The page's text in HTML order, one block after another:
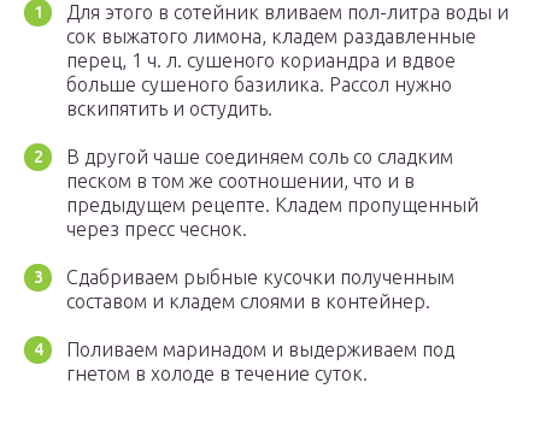
Для этого в сотейник вливаем пол-литра воды и
сок выжатого лимона, кладем раздавленные
перец, 1 ч. л. сушеного кориандра и вдвое
больше сушеного базилика. Рассол нужно
вскипятить и остудить.
В другой чаше соединяем соль со сладким
песком в том же соотношении, что и в
предыдущем рецепте. Кладем пропущенный
через пресс чеснок.
Сдабриваем рыбные кусочки полученным
составом и кладем слоями в контейнер.
Поливаем маринадом и выдерживаем под
гнетом в холоде в течение суток.